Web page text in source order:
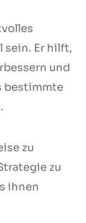
sein. Er hilft,
und
bestimmte
zu
zu
ihnen